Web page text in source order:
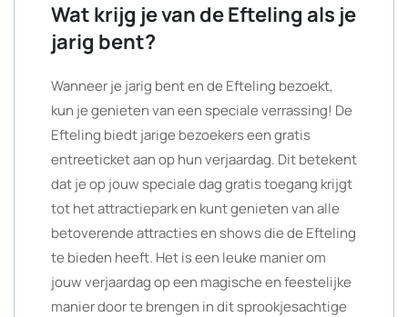
Wat krijg je van de Efteling als je
jarig bent?
Wanneer je jarig bent en de Efteling bezoekt,
kun je genieten van een speciale verrassing! De
Efteling biedt jarige bezoekers een gratis
entreeticket aan op hun verjaardag. Dit betekent
dat je op jouw speciale dag gratis toegang krijgt
tot het attractiepark en kunt genieten van alle
betoverende attracties en shows die de Efteling
te bieden heeft. Het is een leuke manier om
jouw verjaardag op een magische en feestelijke
manier door te brengen in dit sprookjesachtige